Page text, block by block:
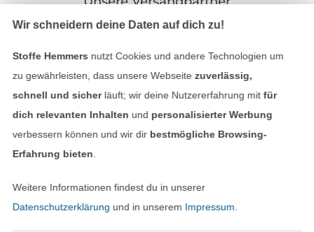
Datenschutz
In den deutschen Shop wechseln (aktuell
Wir schneidern deine Daten auf dich zu!
Stoffe Hemmers nutzt Cookies und andere Technologien um
zu gewährleisten, dass unsere Webseite zuverlässig,
schnell und sicherläuft; wir deine Nutzererfahrung mitfür
dich relevanten Inhalten und personalisierter Werbung
verbessern können und wir dir bestmögliche Browsing-
Erfahrung bieten
Weitere Informationen findest du in unserer
Datenschutzerklärung und in unserem Impressum